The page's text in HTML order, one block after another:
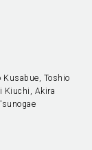
Kusabue, Toshio
Kiuchi, Akira